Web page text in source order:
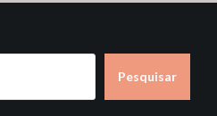
Pesquisar